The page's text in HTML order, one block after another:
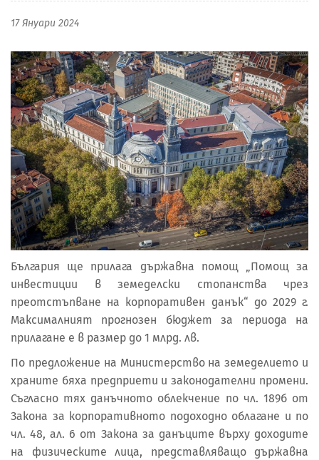
17 Януари 2024
България ще прилага държавна помощ „Помощ за
инвестиции в земеделски стопанства чрез
преотстъпване на корпоративен данък“ до 2029 г.
Максималният прогнозен бюджет за периода на
прилагане е в размер до 1 млрд. лв.
По предложение на Министерство на земеделието и
храните бяха предприети и законодателни промени.
Съгласно тях данъчното облекчение по чл. 189б от
Закона за корпоративното подоходно облагане и по
чл. 48, ал. 6 от Закона за данъците върху доходите
на физическите лица, представляващо държавна